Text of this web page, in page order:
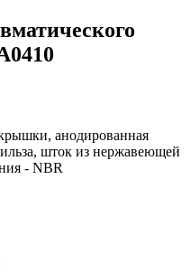
анодированная
шток из нержавеющей
- NBR